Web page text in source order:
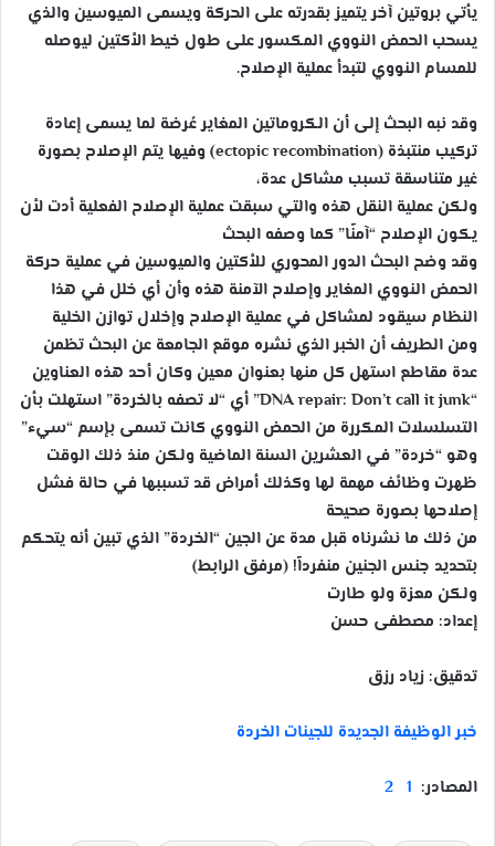
يأتي بروتين آخر يتميز بقدرته على الحركة ويسمى الميوسين والذي
يسحب الحمض النووي المكسور على طول خيط الأكتين ليوصله
للمسام النووي لتبدأ عملية الإصلاح.
وقد نبه البحث إلى أن الكروماتين المغاير عُرضة لما يسمى إعادة
تركيب منتبذة (ectopic recombination) وفيها يتم الإصلاح بصورة
غير متناسقة تسبب مشاكل عدة،
ولكن عملية النقل هذه والتي سبقت عملية الإصلاح الفعلية أدت لأن
يكون الإصلاح “آمنًا” كما وصفه البحث
وقد وضح البحث الدور المحوري للأكتين والميوسين في عملية حركة
الحمض النووي المغاير وإصلاح الآمنة هذه وأن أي خلل في هذا
النظام سيقود لمشاكل في عملية الإصلاح وإخلال توازن الخلية
ومن الطريف أن الخبر الذي نشره موقع الجامعة عن البحث تظمن
عدة مقاطع استهل كل منها بعنوان معين وكان أحد هذه العناوين
“DNA repair: Don’t call it junk” أي “لا تصفه بالخردة” استهلت بأن
التسلسلات المكررة من الحمض النووي كانت تسمى بإسم “سيء”
وهو “خردة” في العشرين السنة الماضية ولكن منذ ذلك الوقت
ظهرت وظائف مهمة لها وكذلك أمراض قد تسببها في حالة فشل
إصلاحها بصورة صحيحة
من ذلك ما نشرناه قبل مدة عن الجين “الخردة” الذي تبين أنه يتحكم
بتحديد جنس الجنين منفرداً! (مرفق الرابط)
ولكن معزة ولو طارت
إعداد: مصطفى حسن
تدقيق: زياد رزق
خبر الوظيفة الجديدة للجينات الخردة
المصادر: 1
2